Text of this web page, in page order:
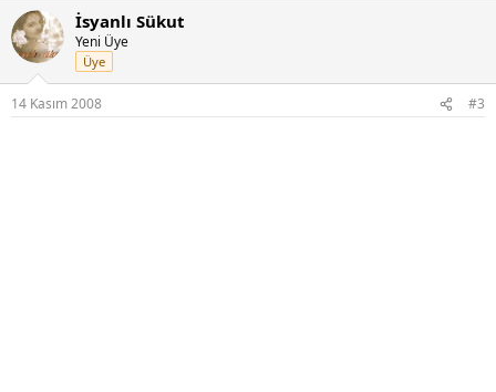
İsyanlı Sükut
Yeni Üye
Üye
14 Kasım 2008 #3